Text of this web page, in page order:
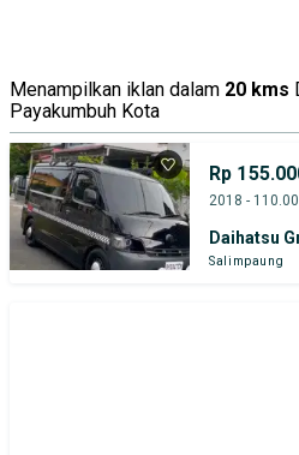
Menampilkan iklan dalam 20 kms
Payakumbuh Kota
Rp
2018 -
Daihatsu
Salimpaung